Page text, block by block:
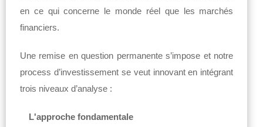
en ce qui concerne le monde réel que les marchés
financiers.
Une remise en question permanente s’impose et notre
process d’investissement se veut innovant en intégrant
trois niveaux d’analyse :
L'approche fondamentale